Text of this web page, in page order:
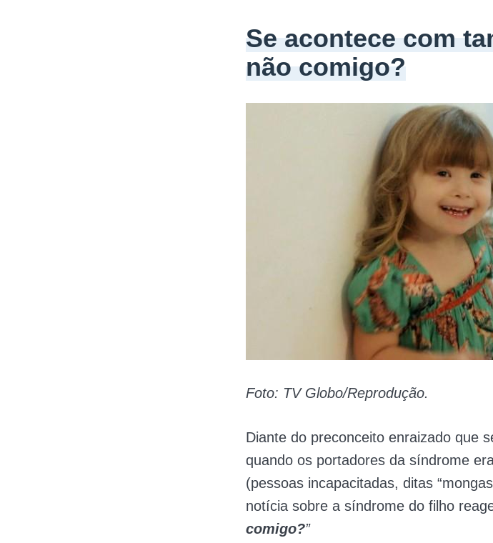
Se acontece com
não comigo?
Foto: TV Globo/Reprodução.
Diante do preconceito enraizado que
quando os portadores da síndrome
(pessoas incapacitadas, ditas
notícia sobre a síndrome do filho
comigo?”